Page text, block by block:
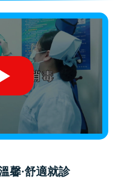
馨·舒適就診